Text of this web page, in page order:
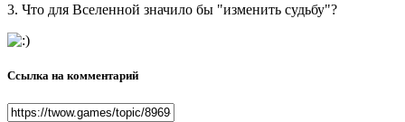
3. Что для Вселенной значило бы "изменить судьбу"?
Ссылка на комментарий